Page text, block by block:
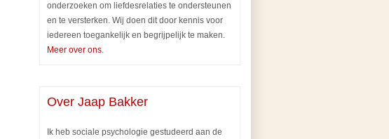
onderzoeken om liefdesrelaties te ondersteunen
en te versterken. Wij doen dit door kennis voor
iedereen toegankelijk en begrijpelijk te maken.
Meer over ons.
Over Jaap Bakker
Ik heb sociale psychologie gestudeerd aan de